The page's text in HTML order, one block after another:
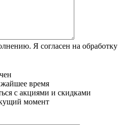
Я согласен на обработку
время
с акциями и скидками
момент